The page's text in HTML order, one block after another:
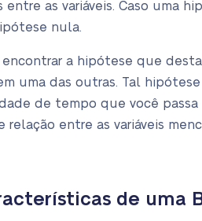
entre as variáveis. Caso uma
nula.
a hipótese que
uma das outras. Tal
de tempo que você
entre as variáveis
de uma